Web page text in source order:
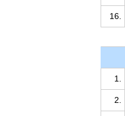
16.
1.
2.